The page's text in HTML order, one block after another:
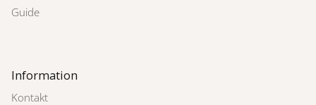
Guide
Information
Kontakt